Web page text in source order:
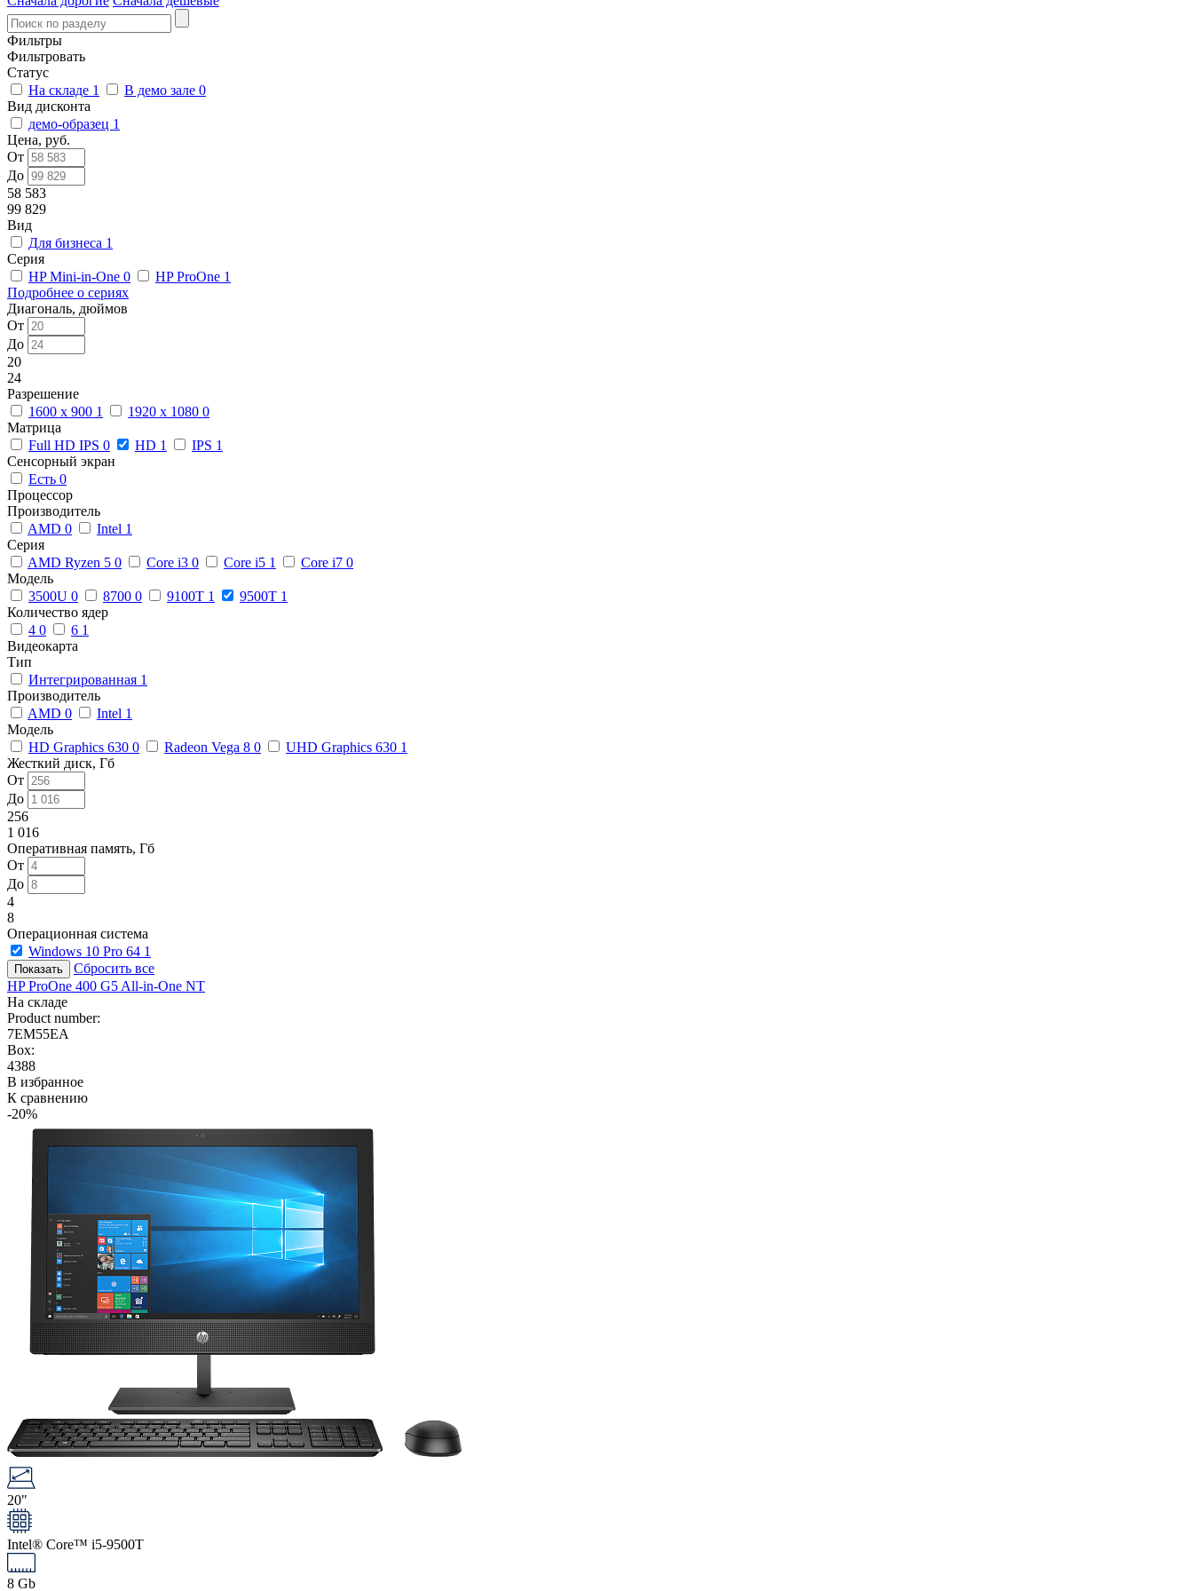
Фильтры
Фильтровать
Статус
На складе 1 В демо зале 0
Вид дисконта
демо-образец 1
Цена, руб.
От
До
58 583
99 829
Вид
Для бизнеса 1
Серия
HP Mini-in-One 0 HP ProOne 1
Подробнее о сериях
Диагональ, дюймов
От
До
20
24
Разрешение
1600 x 900 1 1920 x 1080 0
Матрица
Full HD IPS 0 HD 1 IPS 1
Сенсорный экран
Есть 0
Процессор
Производитель
AMD 0 Intel 1
Серия
AMD Ryzen 5 0 Core i3 0 Core i5 1 Core i7 0
Модель
3500U 0 8700 0 9100T 1 9500T 1
Количество ядер
4 0 6 1
Видеокарта
Тип
Интегрированная 1
Производитель
AMD 0 Intel 1
Модель
HD Graphics 630 0 Radeon Vega 8 0 UHD Graphics 630 1
Жесткий диск, Гб
От
До
256
1 016
Оперативная память, Гб
От
До
4
8
Операционная система
Windows 10 Pro 64 1
Сбросить все
HP ProOne 400 G5 All-in-One NT
На складе
Product number:
7EM55EA
Box:
4388
В избранное
К сравнению
-20%
20"
Intel® Core™ i5-9500T
8 Gb